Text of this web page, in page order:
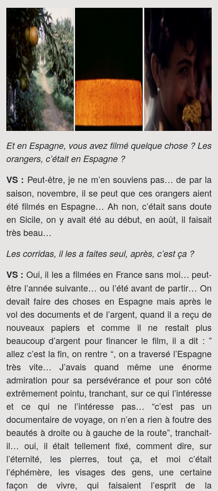
Et en Espagne, vous avez filmé quelque chose ? Les
orangers, c’était en Espagne ?
VS : Peut-être, je ne m’en souviens pas… de par la
saison, novembre, il se peut que ces orangers aient
été filmés en Espagne… Ah non, c’était sans doute
en Sicile, on y avait été au début, en août, il faisait
très beau…
Les corridas, il les a faites seul, après, c’est ça ?
VS : Oui, il les a filmées en France sans moi… peut-
être l’année suivante… ou l’été avant de partir… On
devait faire des choses en Espagne mais après le
vol des documents et de l’argent, quand il a reçu de
nouveaux papiers et comme il ne restait plus
beaucoup d’argent pour financer le film, il a dit : ”
allez c’est la fin, on rentre “, on a traversé l’Espagne
très vite… J’avais quand même une énorme
admiration pour sa persévérance et pour son côté
extrêmement pointu, tranchant, sur ce qui l’intéresse
et ce qui ne l’intéresse pas… “c’est pas un
documentaire de voyage, on n’en a rien à foutre des
beautés à droite ou à gauche de la route”, tranchait-
il… oui, il était tellement fixé, comment dire, sur
l’éternité, les pierres, tout ça, et moi c’était
l’éphémère, les visages des gens, une certaine
façon de vivre, qui faisaient l’esprit de la